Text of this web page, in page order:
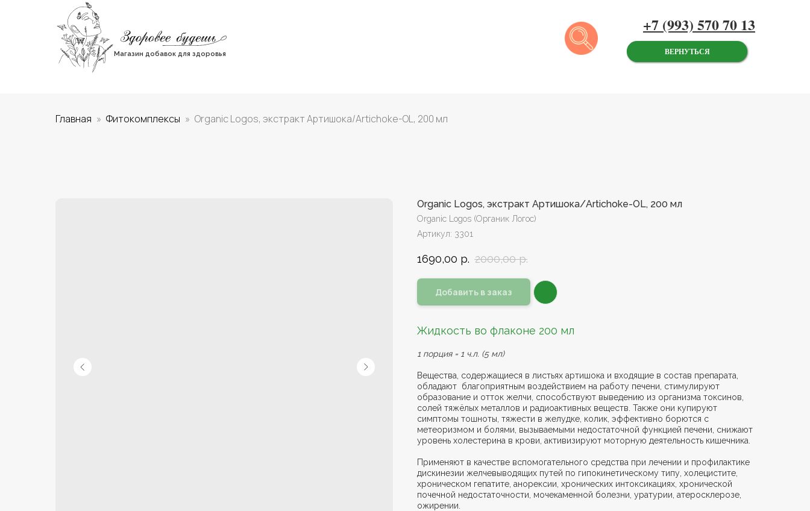
Магазин добавок для здоровья
+7 (993) 570 70 13
ВЕРНУТЬСЯ
Главная Фитокомплексы Organic Logos, экстракт Артишока/Artichoke-OL, 200 мл
Organic Logos, экстракт Артишока/Artichoke-OL, 200 мл
Organic Logos (Органик Логос)
Артикул: 3301
1690,00 р. 2000,00 р.
Добавить в заказ
Жидкость во флаконе 200 мл
1 порция = 1 ч.л. (5 мл)
Вещества, содержащиеся в листьях артишока и входящие в состав препарата,
обладают благоприятным воздействием на работу печени, стимулируют
образование и отток желчи, способствуют выведению из организма токсинов,
солей тяжёлых металлов и радиоактивных веществ. Также они купируют
симптомы тошноты, тяжести в желудке, колик, эффективно борются с
метеоризмом и болями, вызываемыми недостаточной функцией печени, снижают
уровень холестерина в крови, активизируют моторную деятельность кишечника.
Применяют в качестве вспомогательного средства при лечении и профилактике
дискинезии желчевыводящих путей по гипокинетическому типу, холецистите,
хроническом гепатите, анорексии, хронических интоксикациях, хронической
почечной недостаточности, мочекаменной болезни, уратурии, атеросклерозе,
ожирении.